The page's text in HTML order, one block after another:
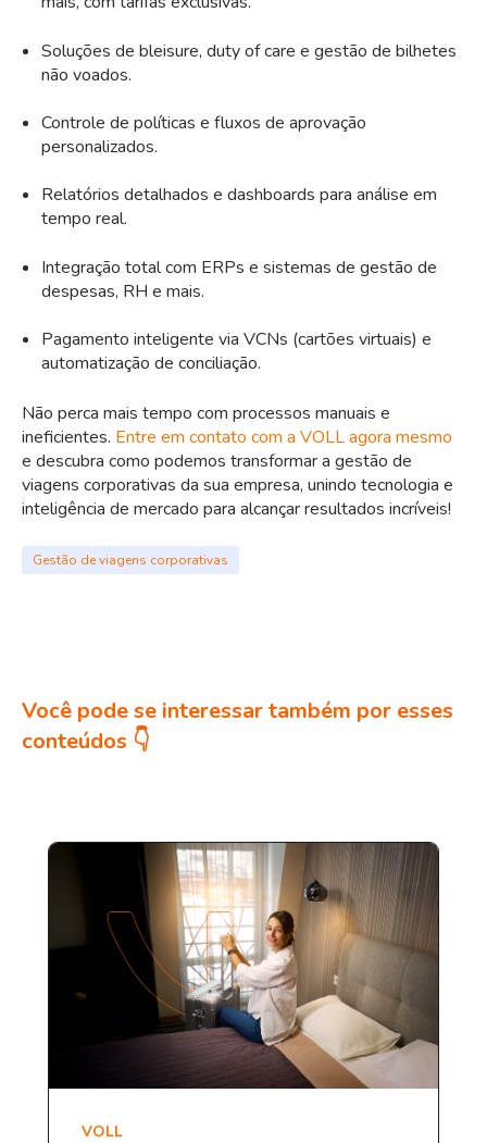
Soluções de bleisure, duty of care e gestão de bilhetes
não voados.
Controle de políticas e fluxos de aprovação
personalizados.
Relatórios detalhados e dashboards para análise em
tempo real.
Integração total com ERPs e sistemas de gestão de
despesas, RH e mais.
Pagamento inteligente via VCNs (cartões virtuais) e
automatização de conciliação.
Não perca mais tempo com processos manuais e
ineficientes. Entre em contato com a VOLL agora mesmo
e descubra como podemos transformar a gestão de
viagens corporativas da sua empresa, unindo tecnologia e
inteligência de mercado para alcançar resultados incríveis!
Gestão de viagens corporativas
Você pode se interessar também por esses
conteúdos 👇
VOLL